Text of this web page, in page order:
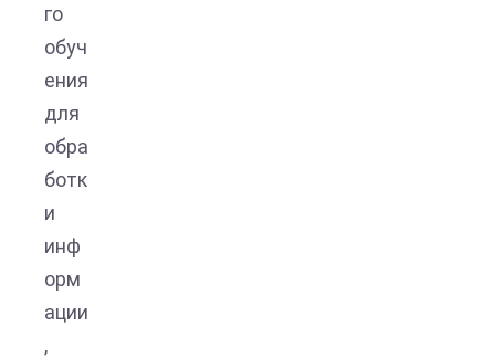
го
обуч
ения
для
обра
ботк
и
инф
орм
ации
,